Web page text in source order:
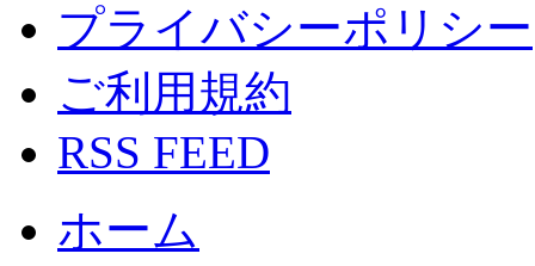
プライバシーポリシー
ご利用規約
RSS FEED
ホーム